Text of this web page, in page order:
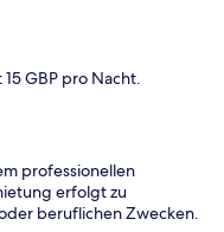
GBP pro Nacht.
professionellen
erfolgt zu
beruflichen Zwecken.